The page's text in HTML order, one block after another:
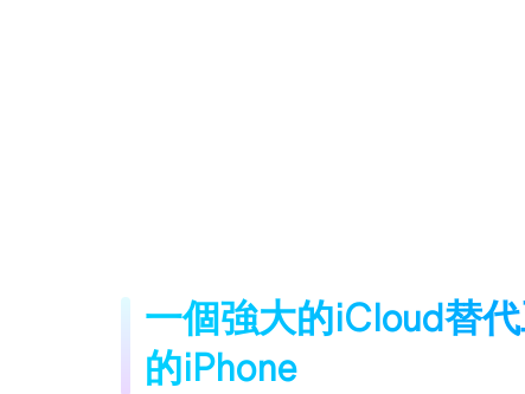
一個強大的iCloud替
的iPhone